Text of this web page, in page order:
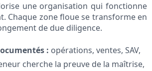
une organisation qui fonctionne
Chaque zone floue se transforme en
de due diligence.
: opérations, ventes, SAV,
cherche la preuve de la maîtrise,